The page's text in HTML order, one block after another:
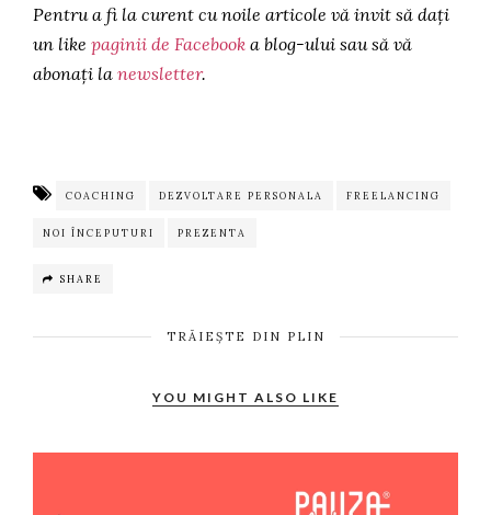
Pentru a fi la curent cu noile articole vă invit să dați
un like paginii de Facebook a blog-ului sau să vă
abonați la newsletter.
COACHING DEZVOLTARE PERSONALA FREELANCING
NOI ÎNCEPUTURI PREZENTA
SHARE
TRĂIEȘTE DIN PLIN
YOU MIGHT ALSO LIKE